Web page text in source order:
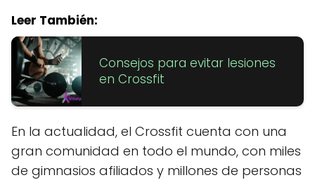
Leer También:
Consejos para evitar lesiones
en Crossfit
En la actualidad, el Crossfit cuenta con una
gran comunidad en todo el mundo, con miles
de gimnasios afiliados y millones de personas